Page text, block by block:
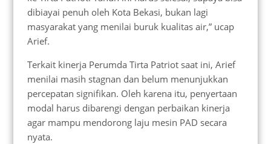
dibiayai penuh oleh Kota Bekasi, bukan lagi
masyarakat yang menilai buruk kualitas air,” ucap
Arief.
Terkait kinerja Perumda Tirta Patriot saat ini, Arief
menilai masih stagnan dan belum menunjukkan
percepatan signifikan. Oleh karena itu, penyertaan
modal harus dibarengi dengan perbaikan kinerja
agar mampu mendorong laju mesin PAD secara
nyata.